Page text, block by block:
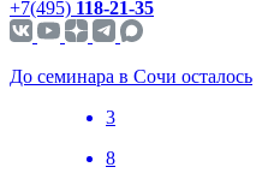
+7(495) 118-21-35
До семинара в Сочи осталось
3
8